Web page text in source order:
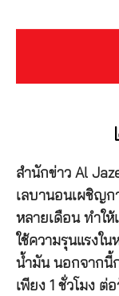
สำนักข่าว Al
เลบานอนเผชิญก
หลายเดือน ทำให้
ใช้ความรุนแรงใ
น้ำมัน นอกจากนี้
เพียง 1 ชั่วโมง ต่